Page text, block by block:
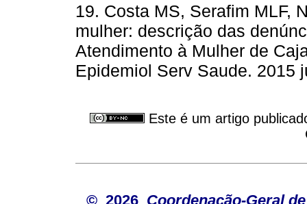
19. Costa MS, Serafim MLF,
mulher: descrição das
Atendimento à Mulher de
Epidemiol Serv Saude. 2015
Este é um artigo
© 2026 Coordenação-Geral